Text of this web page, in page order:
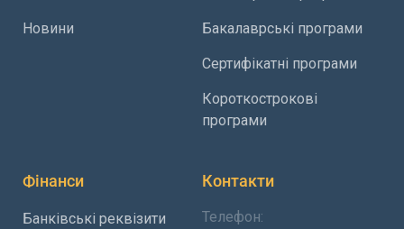
Новини Бакалаврські програми
Сертифікатні програми
Короткострокові
програми
Фінанси
Банківські реквізити
Контакти
Телефон: